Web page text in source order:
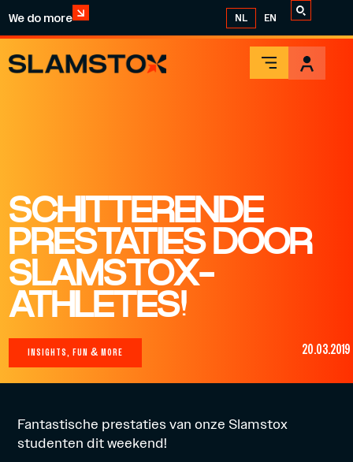
We do more NL EN
SCHITTERENDE
PRESTATIES DOOR
SLAMSTOX-
ATHLETES!
INSIGHTS, FUN & MORE 20.03.2019
Fantastische prestaties van onze Slamstox
studenten dit weekend!